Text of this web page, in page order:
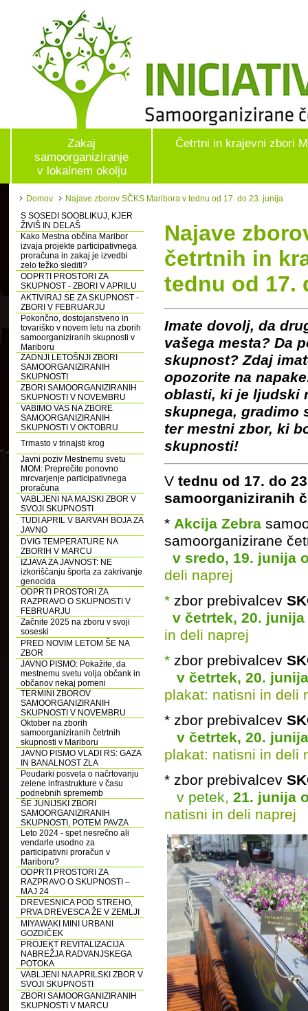
Zakaj
samoorganiziranje
v lokalnem okolju
Četrtni in krajevni zbori
Domov
Najave zborov SČKS Maribora v tednu od 17. do 23. junija
S SOSEDI SOOBLIKUJ, KJER
ŽIVIŠ IN DELAŠ
Kako Mestna občina Maribor
izvaja projekte participativnega
proračuna in zakaj je izvedbi
zelo težko slediti?
ODPRTI PROSTORI ZA
SKUPNOST - ZBORI V APRILU
AKTIVIRAJ SE ZA SKUPNOST -
ZBORI V FEBRUARJU
Pokončno, dostojanstveno in
tovariško v novem letu na zborih
samoorganiziranih skupnosti v
Mariboru
ZADNJI LETOŠNJI ZBORI
SAMOORGANIZIRANIH
SKUPNOSTI
ZBORI SAMOORGANIZIRANIH
SKUPNOSTI V NOVEMBRU
VABIMO VAS NA ZBORE
SAMOORGANIZIRANIH
SKUPNOSTI V OKTOBRU
Trmasto v trinajsti krog
Javni poziv Mestnemu svetu
MOM: Preprečite ponovno
mrcvarjenje participativnega
proračuna
VABLJENI NA MAJSKI ZBOR V
SVOJI SKUPNOSTI
TUDI APRIL V BARVAH BOJA ZA
JAVNO
DVIG TEMPERATURE NA
ZBORIH V MARCU
IZJAVA ZA JAVNOST: NE
izkoriščanju športa za zakrivanje
genocida
ODPRTI PROSTORI ZA
RAZPRAVO O SKUPNOSTI V
FEBRUARJU
Začnite 2025 na zboru v svoji
soseski
PRED NOVIM LETOM ŠE NA
ZBOR
JAVNO PISMO: Pokažite, da
mestnemu svetu volja občank in
občanov nekaj pomeni
TERMINI ZBOROV
SAMOORGANIZIRANIH
SKUPNOSTI V NOVEMBRU
Oktober na zborih
samoorganiziranih četrtnih
skupnosti v Mariboru
JAVNO PISMO VLADI RS: GAZA
IN BANALNOST ZLA
Poudarki posveta o načrtovanju
zelene infrastrukture v času
podnebnih sprememb
ŠE JUNIJSKI ZBORI
SAMOORGANIZIRANIH
SKUPNOSTI, POTEM PAVZA
Leto 2024 - spet nesrečno ali
vendarle usodno za
participativni proračun v
Mariboru?
ODPRTI PROSTORI ZA
RAZPRAVO O SKUPNOSTI –
MAJ 24
DREVESNICA POD STREHO,
PRVA DREVESCA ŽE V ZEMLJI
MIYAWAKI MINI URBANI
GOZDIČEK
PROJEKT REVITALIZACIJA
NABREŽJA RADVANJSKEGA
POTOKA
VABLJENI NA APRILSKI ZBOR V
SVOJI SKUPNOSTI
ZBORI SAMOORGANIZIRANIH
SKUPNOSTI V MARCU
Najave
četrtnih in
tednu od 17.
Imate dovolj, da
vašega mesta? Da
skupnost? Zdaj
opozorite na
oblasti, ki je ljudski
skupnega, gradimo
ter mestni zbor, ki
skupnosti!
V tednu od 17. do
samoorganiziranih
* Akcija Zebra
samoorganizirane
v sredo, 19. junija
deli naprej
* zbor prebivalcev
v četrtek, 20. junija
in deli naprej
* zbor prebivalcev
v četrtek, 20.
plakat: natisni in deli
* zbor prebivalcev
v četrtek, 20.
plakat: natisni in deli
* zbor prebivalcev
v petek, 21. junija
natisni in deli naprej